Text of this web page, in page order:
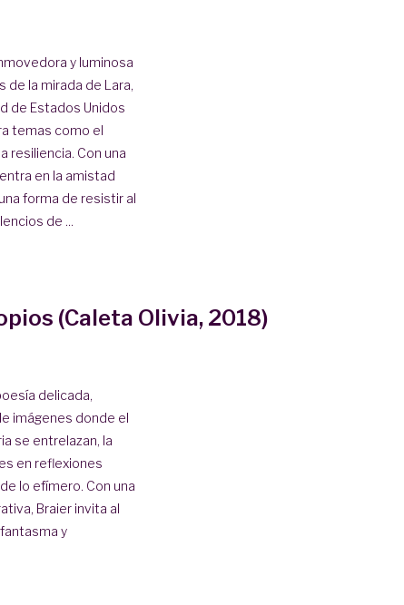
y luminosa
de la mirada de Lara,
de Estados Unidos
temas como el
resiliencia. Con una
en la amistad
forma de resistir al
de ...
(Caleta Olivia, 2018)
delicada,
imágenes donde el
se entrelazan, la
en reflexiones
lo efímero. Con una
Braier invita al
y